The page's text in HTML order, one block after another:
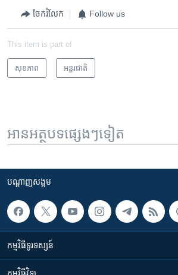
ចែករំលែក Follow us
This item is part of
សុខភាព អន្តរជាតិ
អានអត្ថបទផ្សេងៗទៀត
បណ្តាញ​សង្គម
កម្មវិធី​ទូរទស្សន៍
កម្មវិធី​វិទ្យុ